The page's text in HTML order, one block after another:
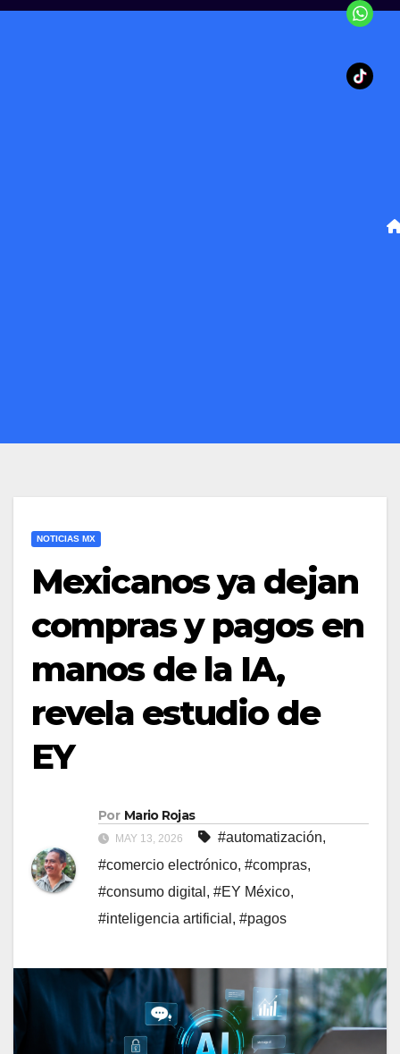
NOTICIAS MX
Mexicanos ya dejan
compras y pagos en
manos de la IA,
revela estudio de
EY
Por Mario Rojas
MAY 13, 2026 #automatización,
#comercio electrónico, #compras,
#consumo digital , #EY México,
#inteligencia artificial , #pagos